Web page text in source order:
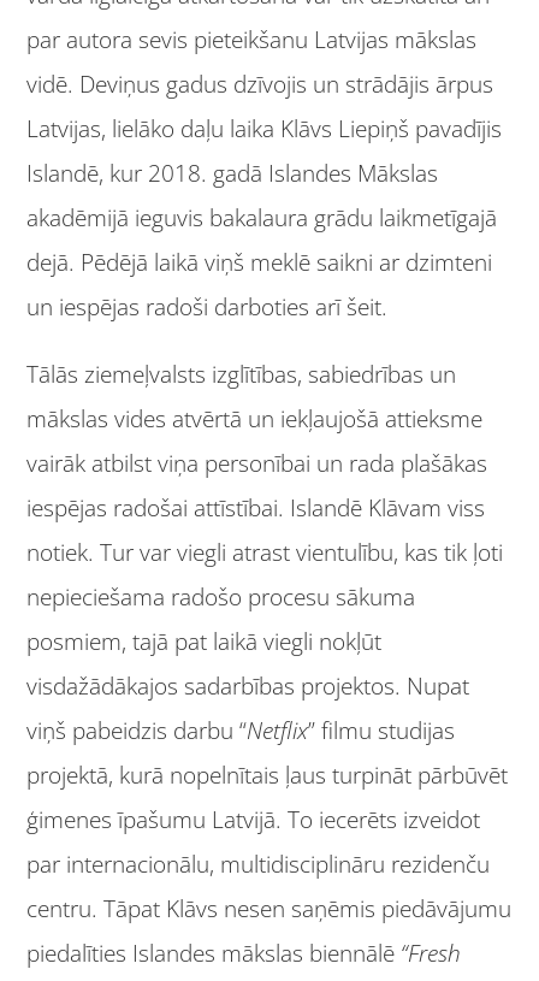
par autora sevis pieteikšanu Latvijas mākslas
vidē. Deviņus gadus dzīvojis un strādājis ārpus
Latvijas, lielāko daļu laika Klāvs Liepiņš pavadījis
Islandē, kur 2018. gadā Islandes Mākslas
akadēmijā ieguvis bakalaura grādu laikmetīgajā
dejā. Pēdējā laikā viņš meklē saikni ar dzimteni
un iespējas radoši darboties arī šeit.
Tālās ziemeļvalsts izglītības, sabiedrības un
mākslas vides atvērtā un iekļaujošā attieksme
vairāk atbilst viņa personībai un rada plašākas
iespējas radošai attīstībai. Islandē Klāvam viss
notiek. Tur var viegli atrast vientulību, kas tik ļoti
nepieciešama radošo procesu sākuma
posmiem, tajā pat laikā viegli nokļūt
visdažādākajos sadarbības projektos. Nupat
viņš pabeidzis darbu “Netflix” filmu studijas
projektā, kurā nopelnītais ļaus turpināt pārbūvēt
ģimenes īpašumu Latvijā. To iecerēts izveidot
par internacionālu, multidisciplināru rezidenču
centru. Tāpat Klāvs nesen saņēmis piedāvājumu
piedalīties Islandes mākslas biennālē “Fresh